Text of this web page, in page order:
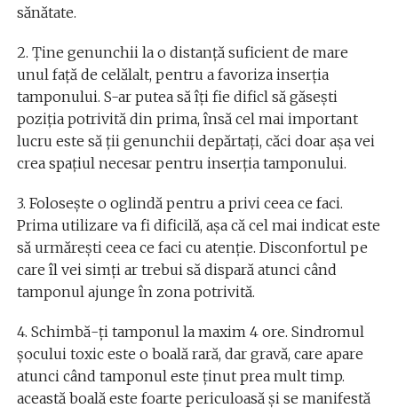
sănătate.
2. Ţine genunchii la o distanţă suficient de mare
unul faţă de celălalt, pentru a favoriza inserţia
tamponului. S-ar putea să îţi fie dificl să găseşti
poziţia potrivită din prima, însă cel mai important
lucru este să ţii genunchii depărtaţi, căci doar aşa vei
crea spaţiul necesar pentru inserţia tamponului.
3. Foloseşte o oglindă pentru a privi ceea ce faci.
Prima utilizare va fi dificilă, aşa că cel mai indicat este
să urmăreşti ceea ce faci cu atenţie. Disconfortul pe
care îl vei simţi ar trebui să dispară atunci când
tamponul ajunge în zona potrivită.
4. Schimbă-ţi tamponul la maxim 4 ore. Sindromul
şocului toxic este o boală rară, dar gravă, care apare
atunci când tamponul este ţinut prea mult timp.
această boală este foarte periculoasă şi se manifestă